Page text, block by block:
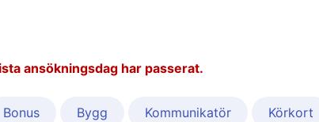
ansökningsdag har passerat.
Bonus Bygg Kommunikatör Körkort